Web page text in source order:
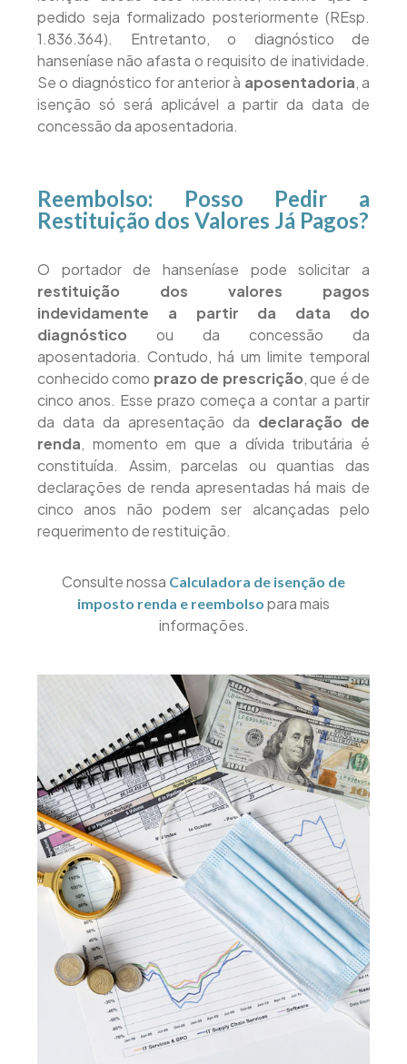
pedido seja formalizado posteriormente (REsp.
1.836.364). Entretanto, o diagnóstico de
hanseníase não afasta o requisito de inatividade.
Se o diagnóstico for anterior à aposentadoria, a
isenção só será aplicável a partir da data de
concessão da aposentadoria.
Reembolso: Posso Pedir a
Restituição dos Valores Já Pagos?
O portador de hanseníase pode solicitar a
restituição dos valores pagos
indevidamente a partir da data do
diagnóstico ou da concessão da
aposentadoria. Contudo, há um limite temporal
conhecido como prazo de prescrição, que é de
cinco anos. Esse prazo começa a contar a partir
da data da apresentação da declaração de
renda, momento em que a dívida tributária é
constituída. Assim, parcelas ou quantias das
declarações de renda apresentadas há mais de
cinco anos não podem ser alcançadas pelo
requerimento de restituição.
Consulte nossa Calculadora de isenção de
imposto renda e reembolso para mais
informações.